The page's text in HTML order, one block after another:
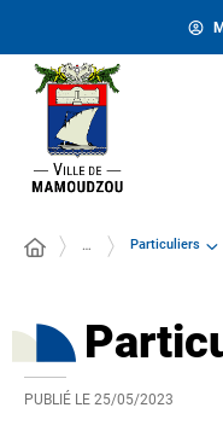
… Particuliers
PUBLIÉ LE 25/05/2023